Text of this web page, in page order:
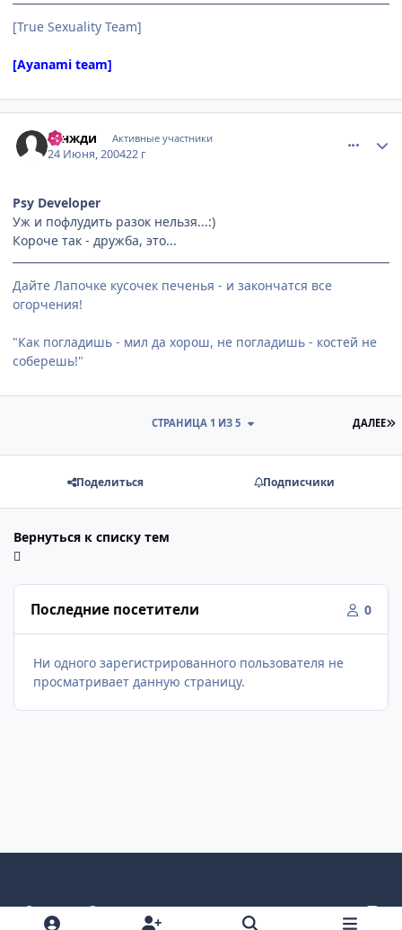
[True Sexuality Team]
[Ayanami team]
Тэнжди Активные участники
24 Июня, 200422 г
Psy Developer
Уж и пофлудить разок нельзя...:)
Короче так - дружба, это...
Дайте Лапочке кусочек печенья - и закончатся все
огорчения!
"Как погладишь - мил да хорош, не погладишь - костей не
соберешь!"
ДАЛЕЕ
СТРАНИЦА 1 ИЗ 5
Поделиться Подписчики
Вернуться к списку тем
Последние посетители 0
Ни одного зарегистрированного пользователя не
просматривает данную страницу.
Светлый режим
Темный режим
Как в системе
v